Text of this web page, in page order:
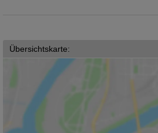
Übersichtskarte: